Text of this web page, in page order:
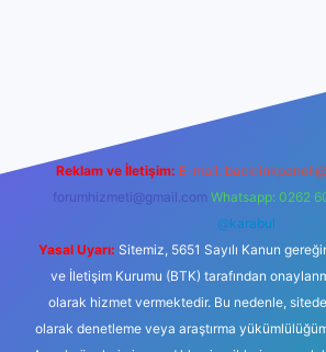
Reklam ve İletişim: E-mail:
forumhizmeti@gmail.com Whatsapp: 0262
@karabul
Yasal Uyarı: Sitemiz, 5651 Sayılı Kanun
ve İletişim Kurumu (BTK) tarafından
olarak hizmet vermektedir. Bu nedenle,
olarak denetleme veya araştırma